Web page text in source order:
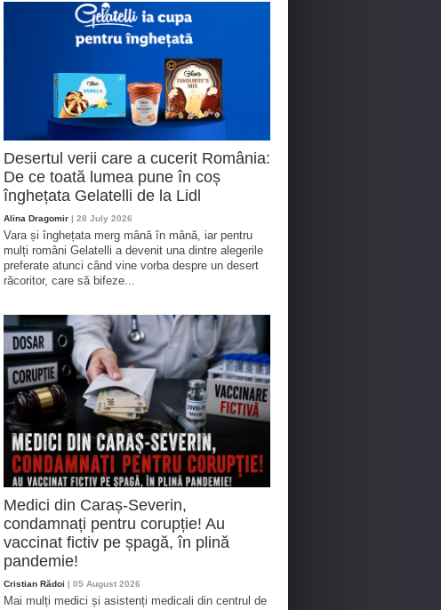
Desertul verii care a cucerit România:
De ce toată lumea pune în coș
înghețata Gelatelli de la Lidl
Alina Dragomir | 28 July 2026
Vara și înghețata merg mână în mână, iar pentru
mulți români Gelatelli a devenit una dintre alegerile
preferate atunci când vine vorba despre un desert
răcoritor, care să bifeze...
Medici din Caraș-Severin,
condamnați pentru corupție! Au
vaccinat fictiv pe șpagă, în plină
pandemie!
Cristian Rădoi | 05 August 2026
Mai mulți medici și asistenți medicali din centrul de